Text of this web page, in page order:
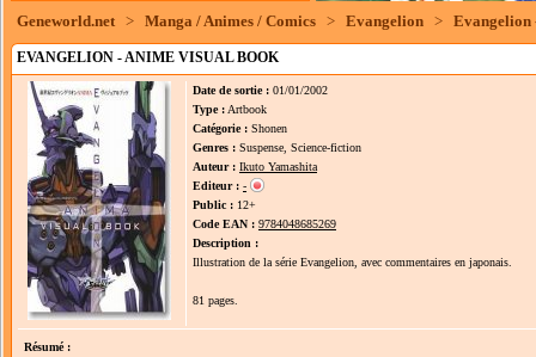
Geneworld.net > Manga / Animes / Comics > Evangelion > Evangelion
EVANGELION - ANIME VISUAL BOOK
Date de sortie : 01/01/2002
Type : Artbook
Catégorie : Shonen
Genres : Suspense, Science-fiction
Auteur : Ikuto Yamashita
Editeur : -
Public : 12+
Code EAN : 9784048685269
Description :
Illustration de la série Evangelion, avec commentaires en japonais.
81 pages.
Résumé :